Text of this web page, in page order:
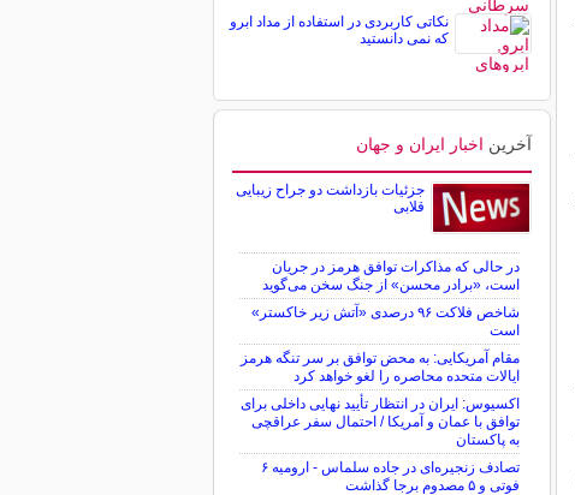
نکاتی کاربردی در استفاده از مداد ابرو
که نمی دانستید
آخرین اخبار ایران و جهان
جزئیات بازداشت دو جراح زیبایی
قلابی
در حالی که مذاکرات توافق هرمز در جریان
است، «برادر محسن» از جنگ سخن می‌گوید
شاخص فلاکت ۹۶ درصدی «آتش زیر خاکستر»
است
مقام آمریکایی: به محض توافق بر سر تنگه هرمز
ایالات متحده محاصره را لغو خواهد کرد
اکسیوس: ایران در انتظار تأیید نهایی داخلی برای
توافق با عمان و آمریکا / احتمال سفر عراقچی
به پاکستان
تصادف زنجیره‌ای در جاده سلماس - ارومیه ۶
فوتی و ۵ مصدوم برجا گذاشت